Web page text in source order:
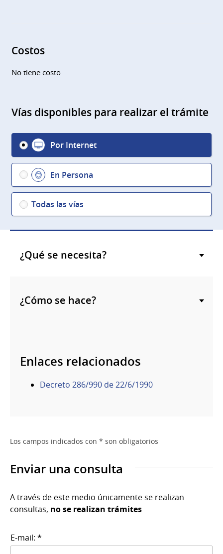
Costos
No tiene costo
Vías disponibles para realizar el trámite
Por Internet
En Persona
Todas las vías
¿Qué se necesita?
¿Cómo se hace?
Enlaces relacionados
Decreto 286/990 de 22/6/1990
Los campos indicados con * son obligatorios
Enviar una consulta
A través de este medio únicamente se realizan
consultas, no se realizan trámites
E-mail: *